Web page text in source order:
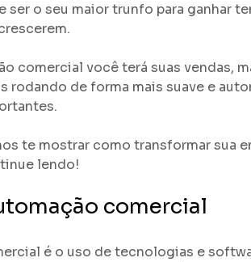
ser o seu maior trunfo para ganhar
comercial você terá suas vendas,
rodando de forma mais suave e
te mostrar como transformar sua
lendo!
comercial
é o uso de tecnologias e